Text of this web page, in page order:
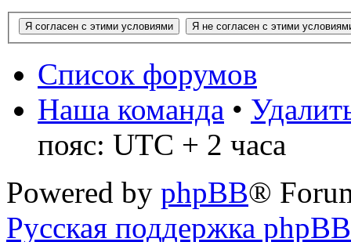
Список форумов
Наша команда •
пояс: UTC + 2 часа
Powered by phpBB®
Русская поддержка phpBB